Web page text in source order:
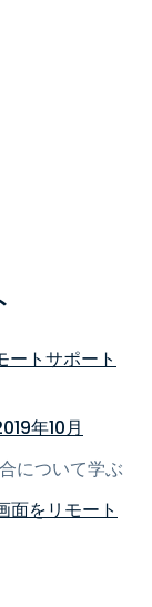
トサポート
年10月
について学ぶ
をリモート